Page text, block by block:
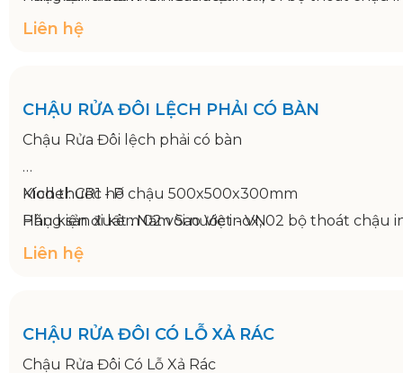
Model: CR1 - P
Hãng sản xuất : Năm Sao Việt - VN
Bảo hành: 12 tháng
Kích thước 1200x750x800/950mm
Kích thước hố chậu 500x500x300mm
Liên hệ
Model: CR2 - TR
Kích thước hố chậu 500x500x300mm